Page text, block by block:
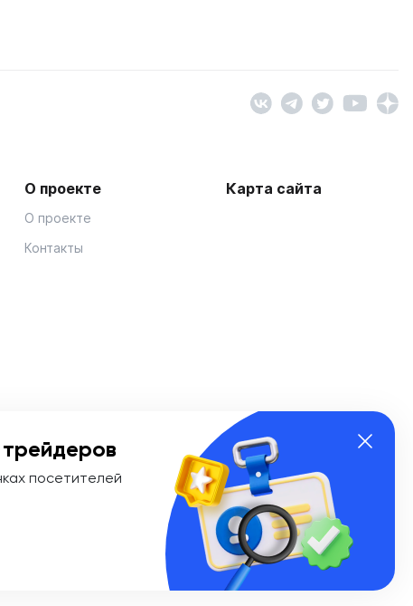
О проекте
О проекте
Контакты
Карта сайта
Эл № ФС 77-74908 от «25» января 2019 г. Выдано
технологий и массовых коммуникаций
трейдеров
посетителей